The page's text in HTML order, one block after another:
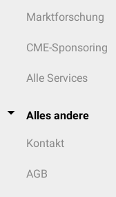
Marktforschung
CME-Sponsoring
Alle Services
Alles andere
Kontakt
AGB